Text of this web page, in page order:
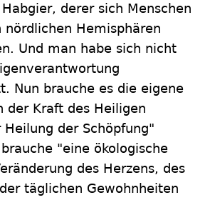
derer sich Menschen
Hemisphären
Und man habe sich nicht
Nun brauche es die eigene
Kraft des Heiligen
Heilung der Schöpfung"
"eine ökologische
des Herzens, des
täglichen Gewohnheiten